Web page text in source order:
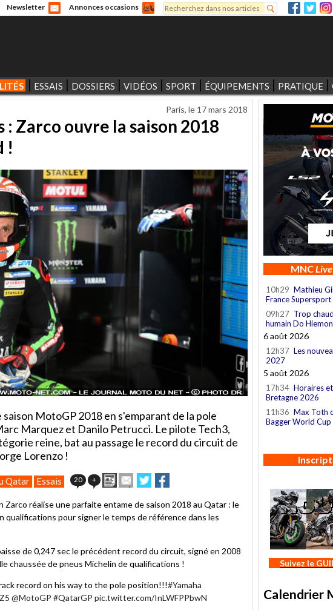
Newsletter Annonces occasions
Formulaire de recherche
Rechercher
ESSAIS DOSSIERS VIDÉOS SPORT ÉQUIPEMENTS PRATIQUE
Paris, le 17 mars 2018
: Zarco ouvre la saison 2018
!
MotoGP 2018 en s'emparant de la pole
Marquez et Danilo Petrucci. Le pilote Tech3,
reine, bat au passage le record du circuit de
Lorenzo !
Qatar Essais 20 + ImprimerEnvoyer
cet
à
un
Partager
sur
sur
Zarco réalise une parfaite entame de saison 2018 au Qatar : le
pour signer le temps de référence dans les
de 0,247 sec le précédent record du circuit, signé en 2008
chaussée de pneus Michelin de qualifications !
record on his way to the pole position!!!#Yamaha
@MotoGP #QatarGP pic.twitter.com/InLWFPPbwN
MNCLive
10h29 Mathieu
France
09h27 Trop
humain Do
6 août 2026
12h37 Les
2027
5 août 2026
17h34 Horaires
Bretagne 2026
11h36 Max Toth
Bagger World Cup
Suivez le
Calendrier